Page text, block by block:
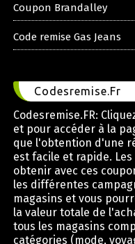
Coupon Brandalley
Code remise Gas Jeans
Codesremise.Fr
Codesremise.FR:
et pour accéder à la
que l'obtention d'une
est facile et rapide.
obtenir avec ces
les différentes
magasins et vous
la valeur totale de
tous les magasins
catégories (mode,